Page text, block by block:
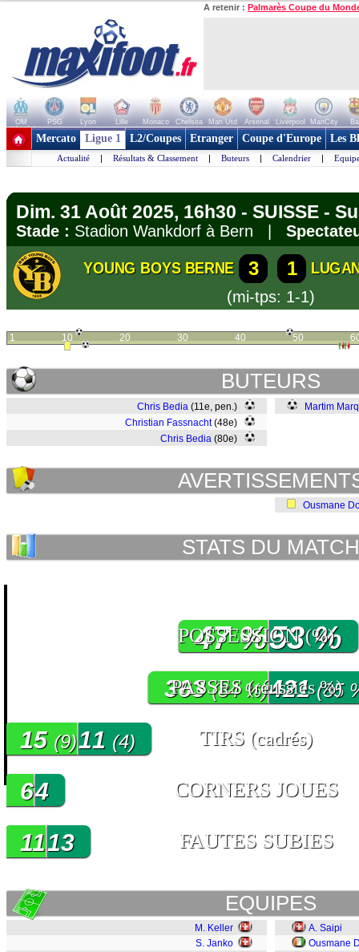
A retenir : Palmarès Coupe du
OM PSG Lyon Lille Monaco Chelsea Man Utd Arsenal Liverpool ManCity
+ de clubs
Mercato Ligue 1 L2/Coupes Etranger Coupe d'Europe Les
Actualité | Résultats & Classement | Buteurs | Calendrier |
Dim. 31 Août 2025, 16h30 - SUISSE -
Stade : Stadion Wankdorf à Bern |
YOUNG BOYS BERNE 3 1
(mi-tps: 1-1)
1 10 20 30 40 50
BUTEURS
Chris Bedia (11e, pen.)
Christian Fassnacht(48e)
Chris Bedia (80e)
Martim
Ousmane
STATS DU MATCH
POSSESSION(%)
47 %53 %
PASSES(réussies %)
363(84 %)421(85
TIRS (cadrés)
15 (9)11 (4)
CORNERS JOUES
64
FAUTES SUBIES
1113
EQUIPES
M. Keller
S. Janko
A. Saipi
Ousmane